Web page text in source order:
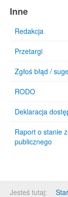
Inne
Redakcja
Przetargi
Zgłoś błąd /
RODO
Deklaracja
Raport o stanie
publicznego
Jesteś tutaj: